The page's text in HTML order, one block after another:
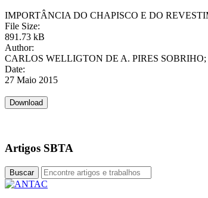
IMPORTÂNCIA DO CHAPISCO E DO
File Size:
891.73 kB
Author:
CARLOS WELLIGTON DE A. PIRES
Date:
27 Maio 2015
Artigos SBTA
Buscar